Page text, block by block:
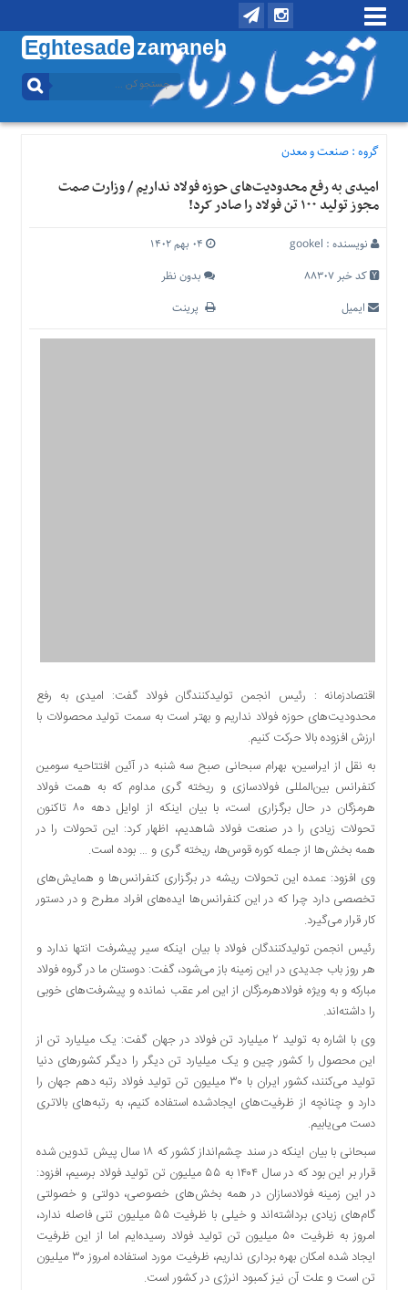
Eghtesade zamaneh
منوی
تماس
درباره
منوی
خانه
اقتصادی
اجتماعی
معدن
نفت
انرژی
فناوری
منظقه
دسترسی
سریع
تماس
درباره
کتاب
پلیس،امنیت
جامعه
گرایی
رسید
اخبار
سایت
اجتماعی
اقتصادی
فرهنگ
گروه :صنعت و معدن
امیدی به رفع محدودیت‌های حوزه فولاد نداریم / وزارت صمت
مجوز تولید ۱۰۰ تن فولاد را صادر کرد!
نویسنده : gookel
کد خبر 88307
بدون نظر
ایمیل
پرینت
اقتصادزمانه : رئیس انجمن تولیدکنندگان فولاد گفت: امیدی به رفع
محدودیت‌های حوزه فولاد نداریم و بهتر است به سمت تولید محصولات با
ارزش افزوده بالا حرکت کنیم.
به نقل از ایراسین، بهرام سبحانی صبح سه شنبه در آئین افتتاحیه سومین
کنفرانس بین‌المللی فولادسازی و ریخته گری مداوم که به همت فولاد
هرمزگان در حال برگزاری است، با بیان اینکه از اوایل دهه ۸۰ تاکنون
تحولات زیادی را در صنعت فولاد شاهدیم، اظهار کرد: این تحولات را در
همه بخش‌ها از جمله کوره قوس‌ها، ریخته گری و … بوده است.
وی افزود: عمده این تحولات ریشه در برگزاری کنفرانس‌ها و همایش‌های
تخصصی دارد چرا که در این کنفرانس‌ها ایده‌های افراد مطرح و در دستور
کار قرار می‌گیرد.
رئیس انجمن تولیدکنندگان فولاد با بیان اینکه سیر پیشرفت انتها ندارد و
هر روز باب جدیدی در این زمینه باز می‌شود، گفت: دوستان ما در گروه فولاد
مبارکه و به ویژه فولادهرمزگان از این امر عقب نمانده و پیشرفت‌های خوبی
را داشته‌اند.
وی با اشاره به تولید ۲ میلیارد تن فولاد در جهان گفت: یک میلیارد تن از
این محصول را کشور چین و یک میلیارد تن دیگر را دیگر کشورهای دنیا
تولید می‌کنند، کشور ایران با ۳۰ میلیون تن تولید فولاد رتبه دهم جهان را
دارد و چنانچه از ظرفیت‌های ایجادشده استفاده کنیم، به رتبه‌های بالاتری
دست می‌یابیم.
سبحانی با بیان اینکه در سند چشم‌انداز کشور که ۱۸ سال پیش تدوین شده
قرار بر این بود که در سال ۱۴۰۴ به ۵۵ میلیون تن تولید فولاد برسیم، افزود:
در این زمینه فولادسازان در همه بخش‌های خصوصی، دولتی و خصولتی
گام‌های زیادی برداشته‌اند و خیلی با ظرفیت ۵۵ میلیون تنی فاصله ندارد،
امروز به ظرفیت ۵۰ میلیون تن تولید فولاد رسیده‌ایم اما از این ظرفیت
ایجاد شده امکان بهره برداری نداریم، ظرفیت مورد استفاده امروز ۳۰ میلیون
تن است و علت آن نیز کمبود انرژی در کشور است.